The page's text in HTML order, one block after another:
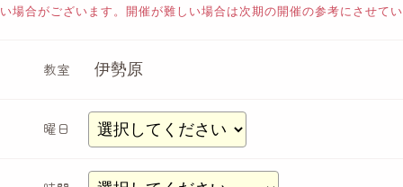
場合がございます。開催が難しい場合は次期の開催の参考にさせてい
教室
曜日